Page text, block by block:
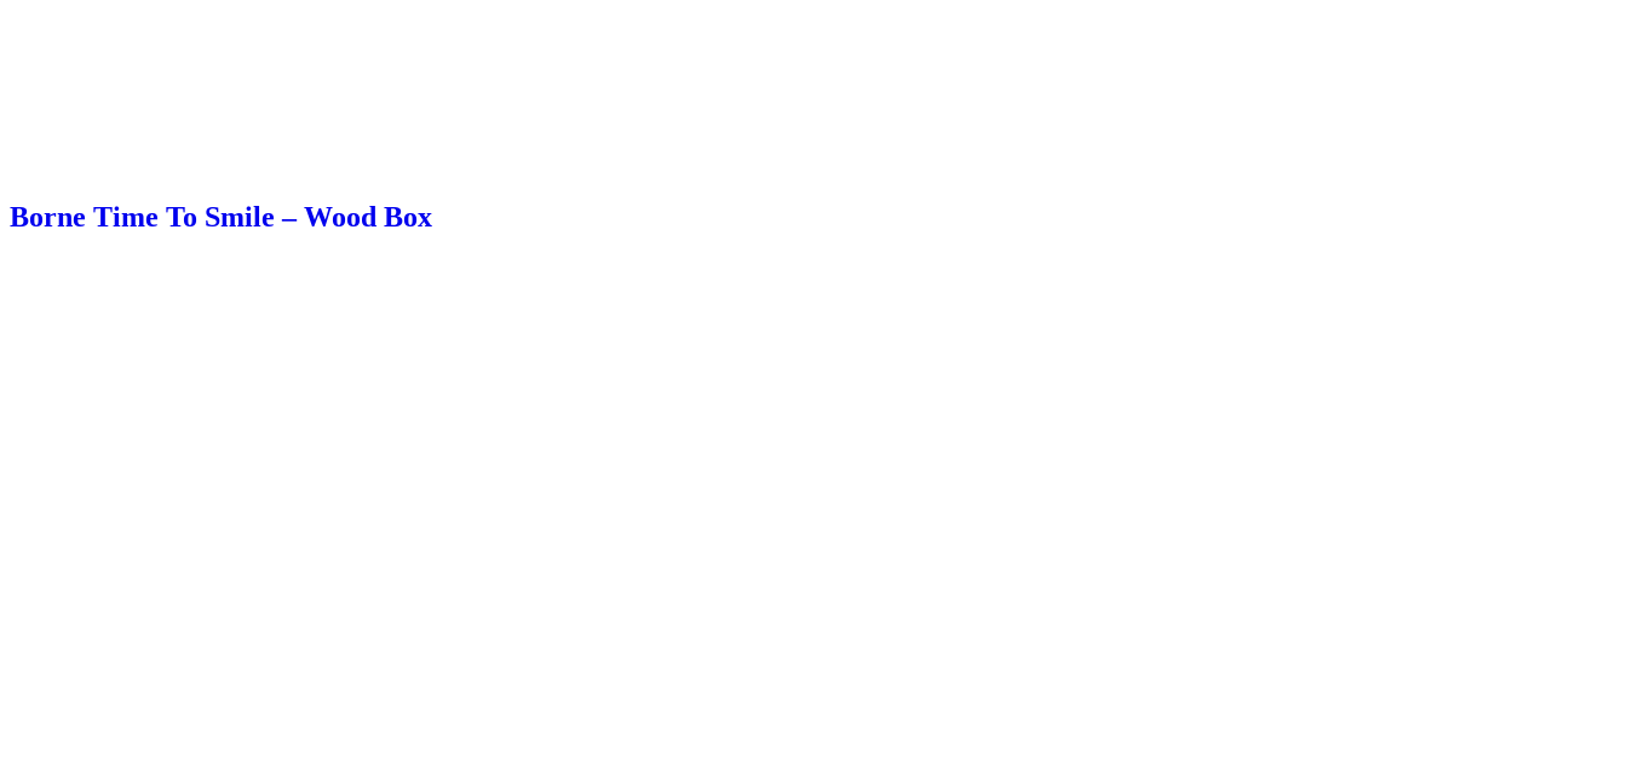
Borne Time To Smile – Wood Box